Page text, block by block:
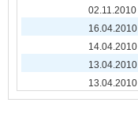
02.11.2010
16.04.2010
14.04.2010
13.04.2010
13.04.2010